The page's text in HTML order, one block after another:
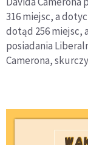
316 miejsc, a
dotąd 256 miejsc,
posiadania
Camerona,